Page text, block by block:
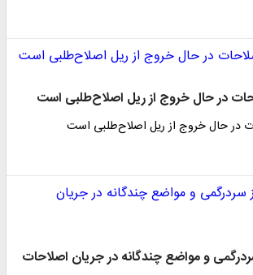
در حال خروج از ریل اصلاح‌طلبی است‌
در حال خروج از ریل اصلاح‌طلبی است‌
و مواضع چندگانه در جریان اصلاحات